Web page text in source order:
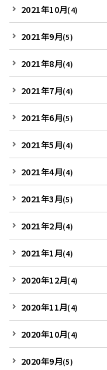
2021年10月(4)
2021年9月(5)
2021年8月(4)
2021年7月(4)
2021年6月(5)
2021年5月(4)
2021年4月(4)
2021年3月(5)
2021年2月(4)
2021年1月(4)
2020年12月(4)
2020年11月(4)
2020年10月(4)
2020年9月(5)